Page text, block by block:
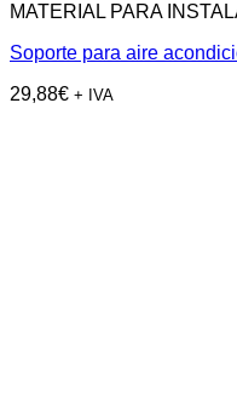
MATERIAL PARA
Soporte para aire
29,88€ + IVA